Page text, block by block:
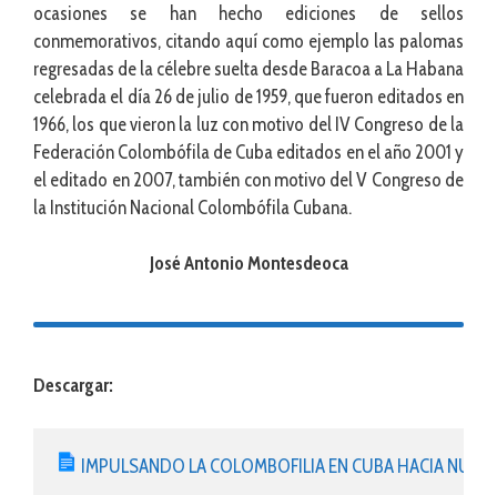
ocasiones se han hecho ediciones de sellos
conmemorativos, citando aquí como ejemplo las palomas
regresadas de la célebre suelta desde Baracoa a La Habana
celebrada el día 26 de julio de 1959, que fueron editados en
1966, los que vieron la luz con motivo del IV Congreso de la
Federación Colombófila de Cuba editados en el año 2001 y
el editado en 2007, también con motivo del V Congreso de
la Institución Nacional Colombófila Cubana.
José Antonio Montesdeoca
Descargar:
IMPULSANDO LA COLOMBOFILIA EN CUBA HACIA